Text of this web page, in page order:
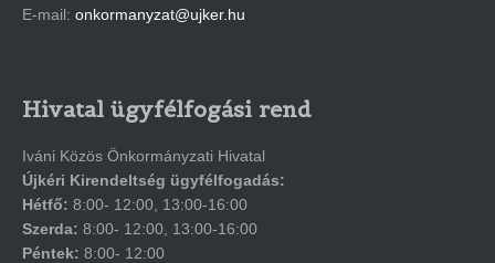
E-mail: onkormanyzat@ujker.hu
Hivatal ügyfélfogási rend
Iváni Közös Önkormányzati Hivatal
Újkéri Kirendeltség ügyfélfogadás:
Hétfő: 8:00- 12:00, 13:00-16:00
Szerda: 8:00- 12:00, 13:00-16:00
Péntek: 8:00- 12:00